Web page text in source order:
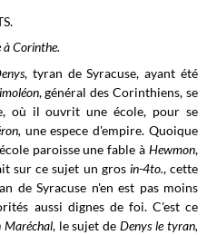
à Corinthe.
, tyran de Syracuse, ayant été
, général des Corinthiens, se
où il ouvrit une école, pour se
une espece d'empire. Quoique
paroisse une fable à Hewmon,
sur ce sujet un gros in-4to., cette
de Syracuse n'en est pas moins
aussi dignes de foi. C'est ce
Maréchal, le sujet deDenysle tyran,